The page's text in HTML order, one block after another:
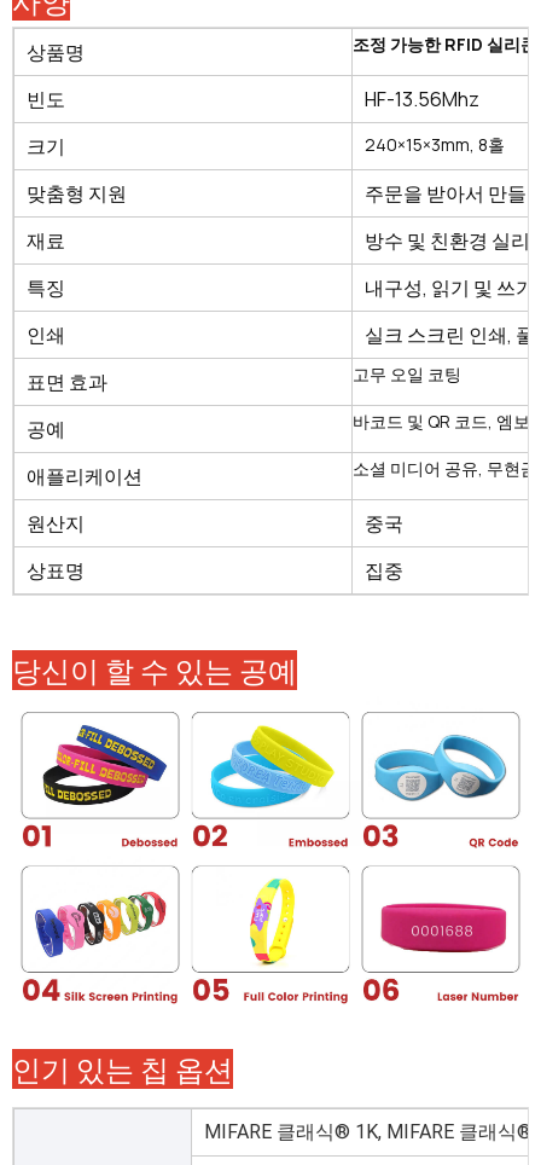
상품명 조정 가능한 RFID 실리
빈도
HF-13.56Mhz
크기
240×15×3mm, 8홀
맞춤형 지원
주문을 받아서 만들
재료
방수 및 친환경 실리
특징
내구성, 읽기 및 쓰
인쇄
실크 스크린 인쇄,
표면 효과
고무 오일 코팅
공예 바코드 및 QR 코드, 엠보
애플리케이션 소셜 미디어 공유, 무현
원산지
중국
상표명
집중
당신이 할 수 있는 공예
인기 있는 칩 옵션
MIFARE 클래식® 1K, MIFARE 클래식®